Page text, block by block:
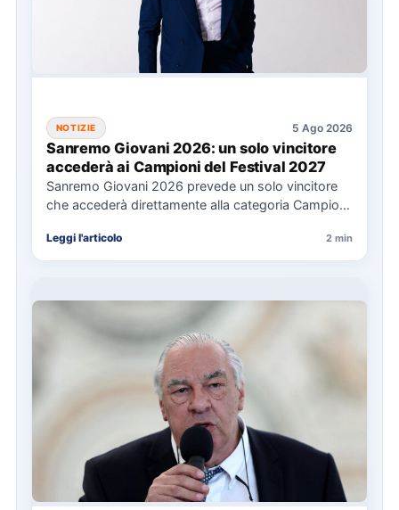
NOTIZIE 5 Ago 2026
Sanremo Giovani 2026: un solo vincitore
accederà ai Campioni del Festival 2027
Sanremo Giovani 2026 prevede un solo vincitore
che accederà direttamente alla categoria Campioni
Leggi l'articolo 2 min